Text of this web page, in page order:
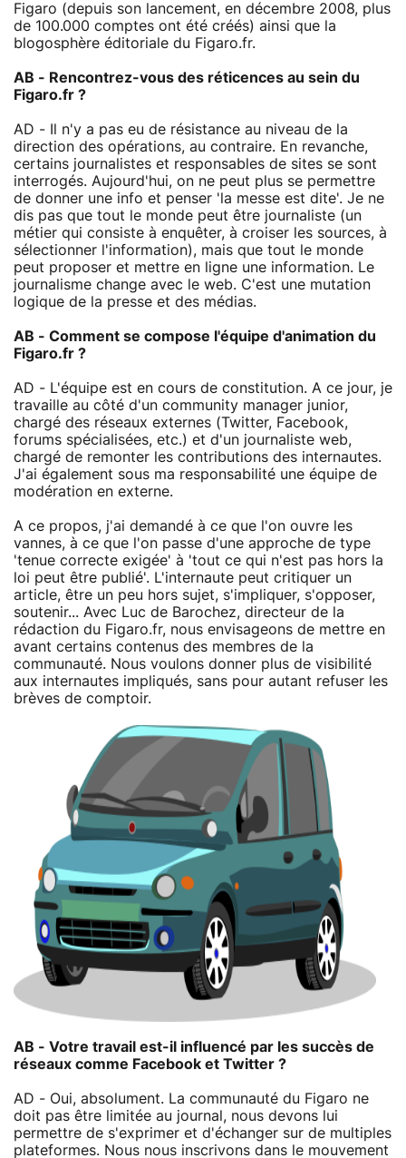
Figaro (depuis son lancement, en décembre 2008, plus
de 100.000 comptes ont été créés) ainsi que la
blogosphère éditoriale du Figaro.fr.
AB - Rencontrez-vous des réticences au sein du
Figaro.fr ?
AD - Il n'y a pas eu de résistance au niveau de la
direction des opérations, au contraire. En revanche,
certains journalistes et responsables de sites se sont
interrogés. Aujourd'hui, on ne peut plus se permettre
de donner une info et penser 'la messe est dite'. Je ne
dis pas que tout le monde peut être journaliste (un
métier qui consiste à enquêter, à croiser les sources, à
sélectionner l'information), mais que tout le monde
peut proposer et mettre en ligne une information. Le
journalisme change avec le web. C'est une mutation
logique de la presse et des médias.
AB - Comment se compose l'équipe d'animation du
Figaro.fr ?
AD - L'équipe est en cours de constitution. A ce jour, je
travaille au côté d'un community manager junior,
chargé des réseaux externes (Twitter, Facebook,
forums spécialisées, etc.) et d'un journaliste web,
chargé de remonter les contributions des internautes.
J'ai également sous ma responsabilité une équipe de
modération en externe.
A ce propos, j'ai demandé à ce que l'on ouvre les
vannes, à ce que l'on passe d'une approche de type
'tenue correcte exigée' à 'tout ce qui n'est pas hors la
loi peut être publié'. L'internaute peut critiquer un
article, être un peu hors sujet, s'impliquer, s'opposer,
soutenir... Avec Luc de Barochez, directeur de la
rédaction du Figaro.fr, nous envisageons de mettre en
avant certains contenus des membres de la
communauté. Nous voulons donner plus de visibilité
aux internautes impliqués, sans pour autant refuser les
brèves de comptoir.
AB - Votre travail est-il influencé par les succès de
réseaux comme Facebook et Twitter ?
AD - Oui, absolument. La communauté du Figaro ne
doit pas être limitée au journal, nous devons lui
permettre de s'exprimer et d'échanger sur de multiples
plateformes. Nous nous inscrivons dans le mouvement